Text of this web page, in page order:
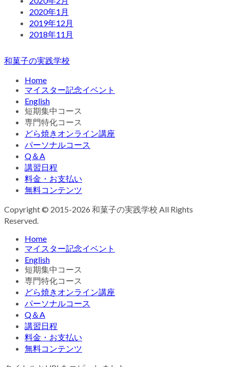
2020年1月
2019年12月
2018年11月
和菓子の実践学校
Home
マイスター記念イベント
English
短期集中コース
専門特化コース
どら焼きオンライン講座
パーソナルコース
Q＆A
講習日程
料金・お支払い
無料コンテンツ
Copyright © 2015-2026 和菓子の実践学校 All Rights
Reserved.
Home
マイスター記念イベント
English
短期集中コース
専門特化コース
どら焼きオンライン講座
パーソナルコース
Q＆A
講習日程
料金・お支払い
無料コンテンツ